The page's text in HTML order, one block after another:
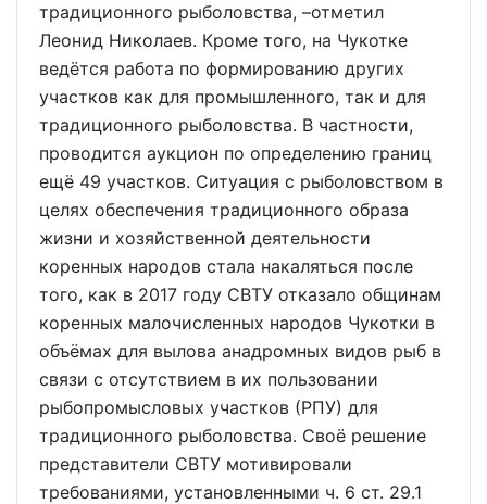
традиционного рыболовства, –отметил
Леонид Николаев. Кроме того, на Чукотке
ведётся работа по формированию других
участков как для промышленного, так и для
традиционного рыболовства. В частности,
проводится аукцион по определению границ
ещё 49 участков. Ситуация с рыболовством в
целях обеспечения традиционного образа
жизни и хозяйственной деятельности
коренных народов стала накаляться после
того, как в 2017 году СВТУ отказало общинам
коренных малочисленных народов Чукотки в
объёмах для вылова анадромных видов рыб в
связи с отсутствием в их пользовании
рыбопромысловых участков (РПУ) для
традиционного рыболовства. Своё решение
представители СВТУ мотивировали
требованиями, установленными ч. 6 ст. 29.1